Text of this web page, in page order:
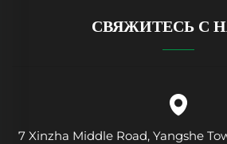
СВЯЖИТЕСЬ С
7 Xinzha Middle Road, Yangshe